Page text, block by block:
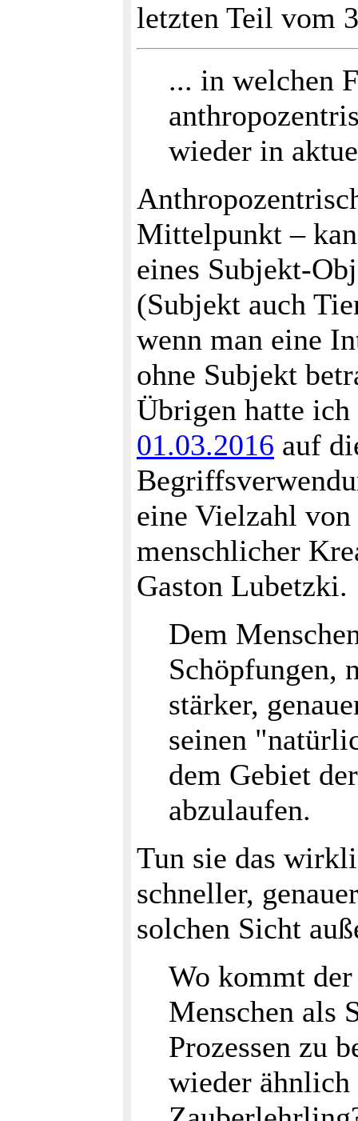
letzten Teil vom
... in welchen
wieder in
Mittelpunkt –
eines Subjekt-
(Subjekt auch
wenn man eine
ohne Subjekt
Übrigen hatte
01.03.2016 auf
eine Vielzahl
menschlicher
Gaston Lubetzki.
Dem
Schöpfungen,
stärker,
seinen
dem Gebiet
abzulaufen.
Tun sie das
schneller,
solchen Sicht
Wo kommt der
Menschen als
Prozessen zu
wieder